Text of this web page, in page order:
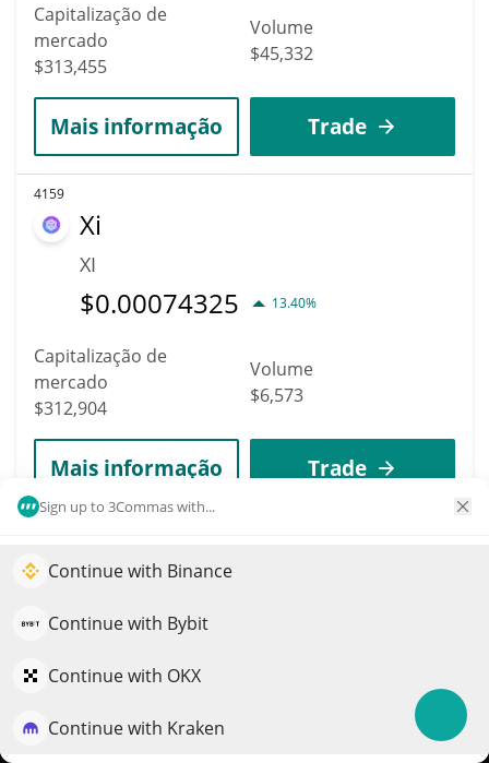
Sign up to 3Commas with...
Continue with Binance
Continue with Bybit
Continue with OKX
Continue with Kraken
Capitalização de
mercado
$313,455
Volume
$45,332
Mais informação Trade
4159
Xi
XI
$0.00074325 13.40%
Capitalização de
mercado
$312,904
Volume
$6,573
Mais informação Trade
Hive AI
0.00031262
mercado
Impulsione o crescimento do seu portfólio com IA
QuantPilot é uma plataforma completa de estratégias onde
estratégias e conduzem pesquisas de mercado
Experimente grátis